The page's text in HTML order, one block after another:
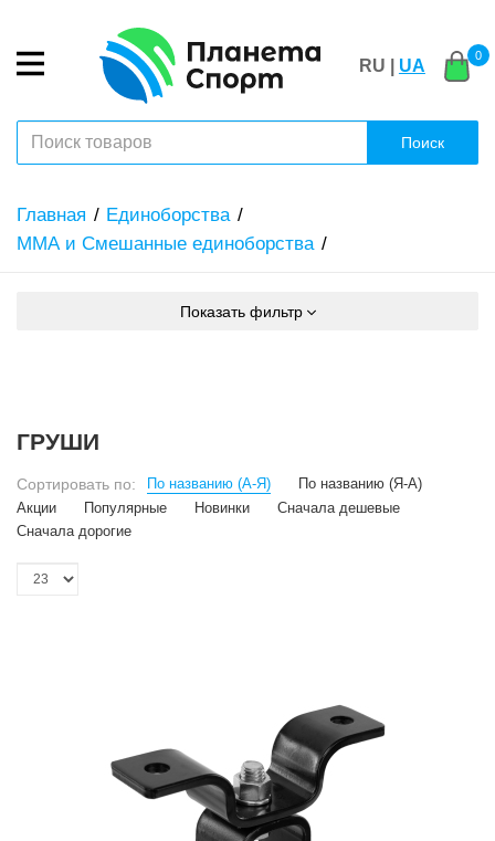
RU | UA
0
Поиск
Главная
Единоборства
ММА и Смешанные единоборства
Показать фильтр
ГРУШИ
Сортировать по: По названию (А-Я)
По названию (Я-А)
Акции
Популярные Новинки
Сначала дешевые
Сначала дорогие